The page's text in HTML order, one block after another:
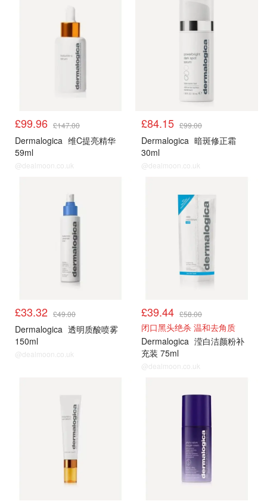
£99.96 £147.00
Dermalogica 维C提亮精华
59ml
@dealmoon.co.uk
£84.15 £99.00
Dermalogica 暗斑修正霜
30ml
@dealmoon.co.uk
£33.32 £49.00
Dermalogica 透明质酸喷雾
150ml
@dealmoon.co.uk
£39.44 £58.00
闭口黑头绝杀 温和去角质
Dermalogica 滢白洁颜粉补
充装 75ml
@dealmoon.co.uk